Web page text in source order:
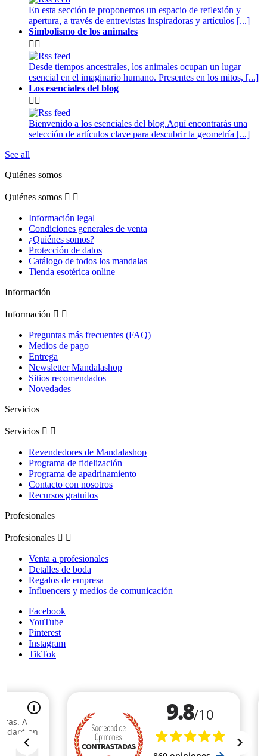
En esta sección te proponemos un espacio de reflexión y
apertura, a través de entrevistas inspiradoras y artículos [...]
Simbolismo de los animales
 
Desde tiempos ancestrales, los animales ocupan un lugar
esencial en el imaginario humano. Presentes en los mitos, [...]
Los esenciales del blog
 
Bienvenido a los esenciales del blog.Aquí encontrarás una
selección de artículos clave para descubrir la geometría [...]
See all
Quiénes somos
Quiénes somos  
Información legal
Condiciones generales de venta
¿Quiénes somos?
Protección de datos
Catálogo de todos los mandalas
Tienda esotérica online
Información
Información  
Preguntas más frecuentes (FAQ)
Medios de pago
Entrega
Newsletter Mandalashop
Sitios recomendados
Novedades
Servicios
Servicios  
Revendedores de Mandalashop
Programa de fidelización
Programa de apadrinamiento
Contacto con nosotros
Recursos gratuitos
Profesionales
Profesionales  
Venta a profesionales
Detalles de boda
Regalos de empresa
Influencers y medios de comunicación
Facebook
YouTube
Pinterest
Instagram
TikTok